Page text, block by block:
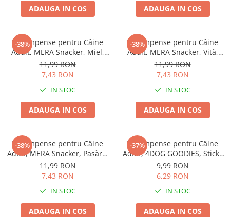
Cuști Rozătoare
Pești
Acvarii
Accesorii Acvarii
Hrană Pești
Hrană Broaște Țestoase
Întreținere Acvariu
Tratament Apă
ADAUGA IN COS ADAUGA IN COS
-38%
Recompense pentru Câine
Adult, MERA Snacker, Miel,
200g
11,99 RON
7,43 RON
IN STOC
ADAUGA IN COS
-38%
Recompense pentru Câine
Adult, MERA Snacker, Vită,
200g
11,99 RON
7,43 RON
IN STOC
ADAUGA IN COS
-38%
Recompense pentru Câine
Adult, MERA Snacker, Pasăre,
200g
11,99 RON
7,43 RON
IN STOC
ADAUGA IN COS
-37%
Recompense pentru Câine
Adult, 4DOG GOODIES, Sticks
din Orez, Talie Mică, 12 cm, 6
bucăți/pungă
9,99 RON
6,29 RON
IN STOC
ADAUGA IN COS